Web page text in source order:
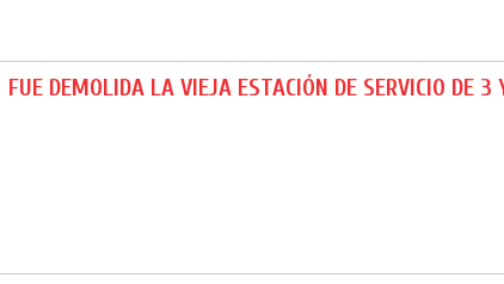
FUE DEMOLIDA LA VIEJA ESTACIÓN DE SERVICIO DE 3